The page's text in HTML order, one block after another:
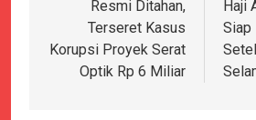
Resmi Ditahan,
Terseret Kasus
Korupsi Proyek Serat
Optik Rp 6 Miliar
Haji
Siap